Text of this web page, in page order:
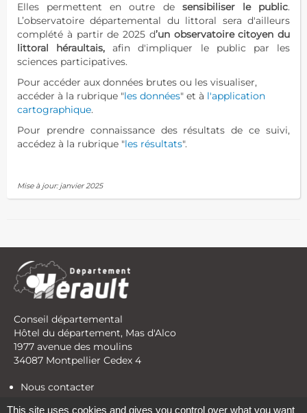
Elles permettent en outre de sensibiliser le public.
L’observatoire départemental du littoral sera d'ailleurs
complété à partir de 2025 d’un observatoire citoyen du
littoral héraultais,afin d'impliquer le public par les
sciences participatives.
Pour accéder aux données brutes ou les visualiser,
accéder à la rubrique "les données" et à l'application
cartographique.
Pour prendre connaissance des résultats de ce suivi,
accédez à la rubrique "les résultats".
Mise à jour: janvier 2025
Conseil départemental
Hôtel du département, Mas d'Alco
1977 avenue des moulins
34087 Montpellier Cedex 4
Nous contacter
This site uses cookies and gives you control over what you want